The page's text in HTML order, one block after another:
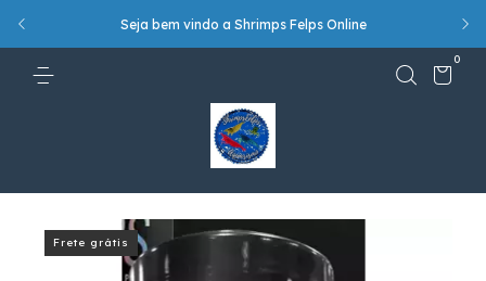
Seja bem vindo a Shrimps Felps Online
0
Frete grátis